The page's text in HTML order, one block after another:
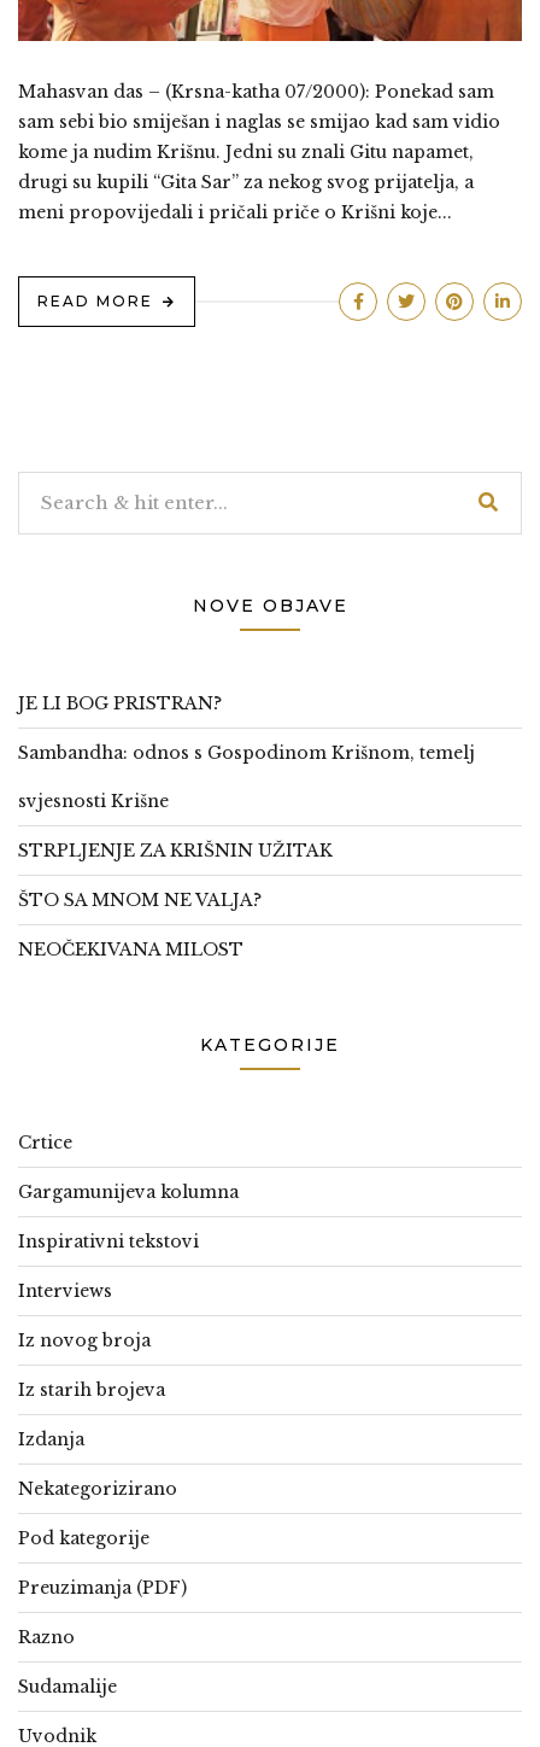
Mahasvan das – (Krsna-katha 07/2000): Ponekad sam
sam sebi bio smiješan i naglas se smijao kad sam vidio
kome ja nudim Krišnu. Jedni su znali Gitu napamet,
drugi su kupili “Gita Sar” za nekog svog prijatelja, a
meni propovijedali i pričali priče o Krišni koje...
READ MORE
NOVE OBJAVE
JE LI BOG PRISTRAN?
Sambandha: odnos s Gospodinom Krišnom, temelj
svjesnosti Krišne
STRPLJENJE ZA KRIŠNIN UŽITAK
ŠTO SA MNOM NE VALJA?
NEOČEKIVANA MILOST
KATEGORIJE
Crtice
Gargamunijeva kolumna
Inspirativni tekstovi
Interviews
Iz novog broja
Iz starih brojeva
Izdanja
Nekategorizirano
Pod kategorije
Preuzimanja (PDF)
Razno
Sudamalije
Uvodnik